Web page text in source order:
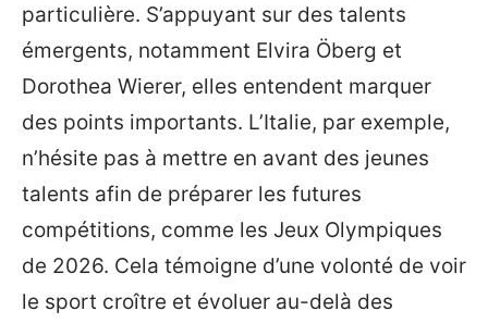
particulière. S’appuyant sur des talents
émergents, notamment Elvira Öberg et
Dorothea Wierer, elles entendent marquer
des points importants. L’Italie, par exemple,
n’hésite pas à mettre en avant des jeunes
talents afin de préparer les futures
compétitions, comme les Jeux Olympiques
de 2026. Cela témoigne d’une volonté de voir
le sport croître et évoluer au-delà des